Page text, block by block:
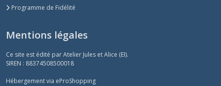
Programme de Fidélité
Mentions légales
Ce site est édité par Atelier Jules et Alice (EI).
SIREN : 88374508500018
Hébergement via eProShopping